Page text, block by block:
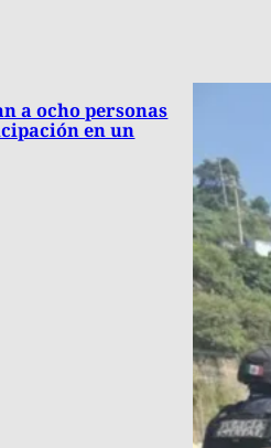
a ocho personas
en un